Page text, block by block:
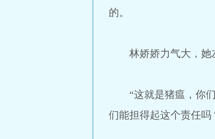
的。
林娇娇力气大，她左
“这就是猪瘟，你们
们能担得起这个责任吗